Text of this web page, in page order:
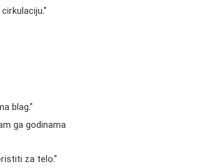
blag."
ga godinama
za telo."